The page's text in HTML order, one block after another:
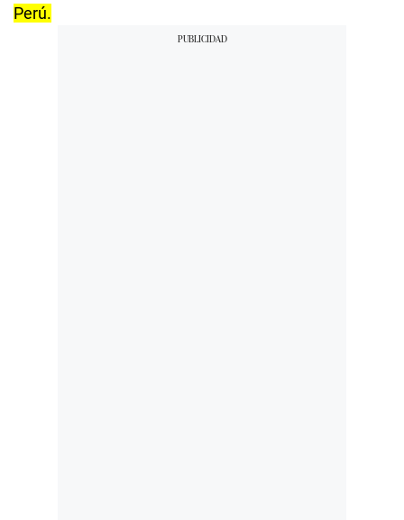
Perú.